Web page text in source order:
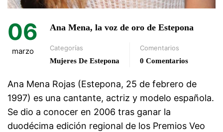
06
marzo
Ana Mena, la voz de oro de Estepona
Categorías
Mujeres De Estepona
Comentarios
0 Comentarios
Ana Mena Rojas (Estepona, 25 de febrero de
1997) es una cantante, actriz y modelo española.
Se dio a conocer en 2006 tras ganar la
duodécima edición regional de los Premios Veo